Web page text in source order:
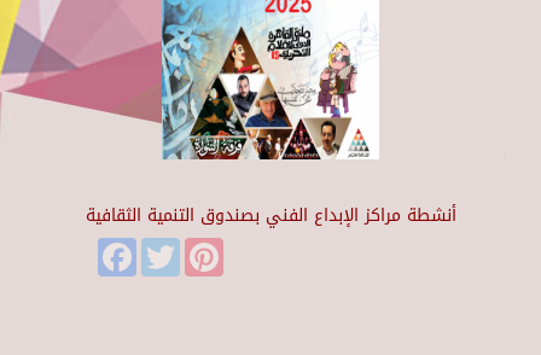
أنشطة مراكز الإبداع الفني بصندوق التنمية الثقافية
FacebookTwitter